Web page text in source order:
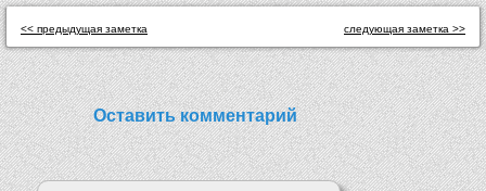
<< предыдущая заметка следующая заметка >>
Оставить комментарий